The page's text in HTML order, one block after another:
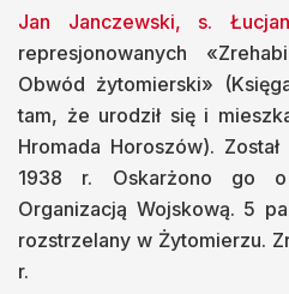
Jan Janczewski, s.
represjonowanych
Obwód żytomierski»
tam, że urodził się i
Hromada Horoszów).
1938 r. Oskarżono go
Organizacją Wojskową. 5
rozstrzelany w Żytomierzu.
r.